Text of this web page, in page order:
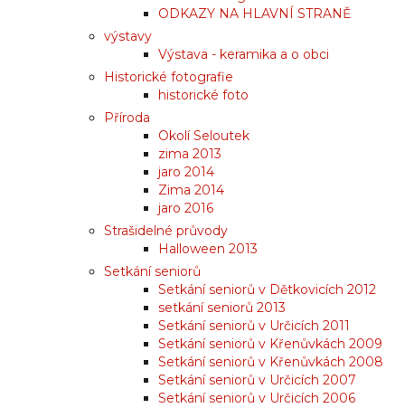
ODKAZY NA HLAVNÍ STRANĚ
výstavy
Výstava - keramika a o obci
Historické fotografie
historické foto
Příroda
Okolí Seloutek
zima 2013
jaro 2014
Zima 2014
jaro 2016
Strašidelné průvody
Halloween 2013
Setkání seniorů
Setkání seniorů v Dětkovicích 2012
setkání seniorů 2013
Setkání seniorů v Určicích 2011
Setkání seniorů v Křenůvkách 2009
Setkání seniorů v Křenůvkách 2008
Setkání seniorů v Určicích 2007
Setkání seniorů v Určicích 2006